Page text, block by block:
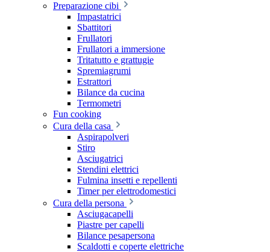
Preparazione cibi
Impastatrici
Sbattitori
Frullatori
Frullatori a immersione
Tritatutto e grattugie
Spremiagrumi
Estrattori
Bilance da cucina
Termometri
Fun cooking
Cura della casa
Aspirapolveri
Stiro
Asciugatrici
Stendini elettrici
Fulmina insetti e repellenti
Timer per elettrodomestici
Cura della persona
Asciugacapelli
Piastre per capelli
Bilance pesapersona
Scaldotti e coperte elettriche